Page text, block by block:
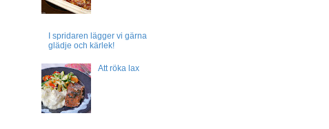
I spridaren lägger vi gärna
glädje och kärlek!
Att röka lax